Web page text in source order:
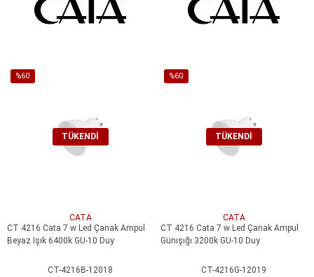
%60
TÜKENDI
CATA
CT 4216 Cata 7 w Led Çanak Ampul
Beyaz Işık 6400k GU-10 Duy
CT-4216B-12018
%60
TÜKENDI
CATA
CT 4216 Cata 7 w Led Çanak Ampul
Günışığı 3200k GU-10 Duy
CT-4216G-12019